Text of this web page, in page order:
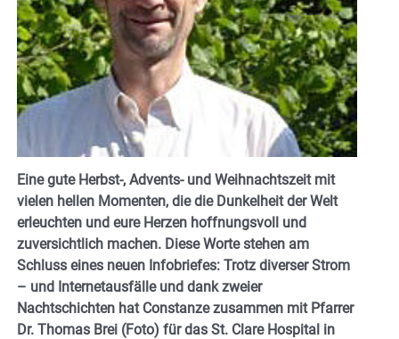
Eine gute Herbst-, Advents- und Weihnachtszeit mit
vielen hellen Momenten, die die Dunkelheit der Welt
erleuchten und eure Herzen hoffnungsvoll und
zuversichtlich machen. Diese Worte stehen am
Schluss eines neuen Infobriefes: Trotz diverser Strom
– und Internetausfälle und dank zweier
Nachtschichten hat Constanze zusammen mit Pfarrer
Dr. Thomas Brei (Foto) für das St. Clare Hospital in